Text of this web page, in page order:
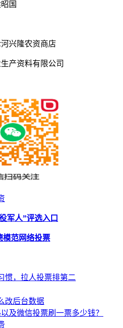
国
兴隆农资商店
产资料有限公司
军人”评选入口
模范网络投票
惯，拉人投票排第二
改后台数据
及微信投票刷一票多少钱？